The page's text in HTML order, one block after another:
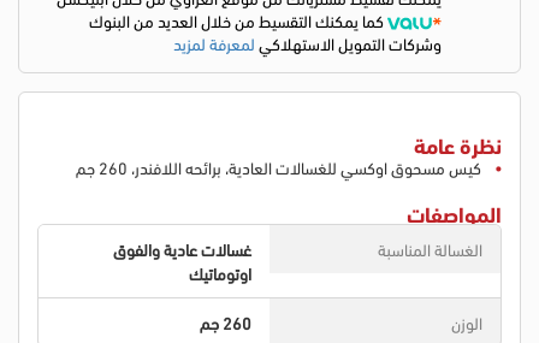
كما يمكنك التقسيط من خلال العديد من البنوك
وشركات التمويل الاستهلاكيلمعرفة لمزيد
نظرة عامة
كيس مسحوق اوكسي للغسالات العادية، برائحه اللافندر، 260 جم
المواصفات
الغسالة المناسبة
غسالات عادية والفوق
اوتوماتيك
الوزن
260 جم